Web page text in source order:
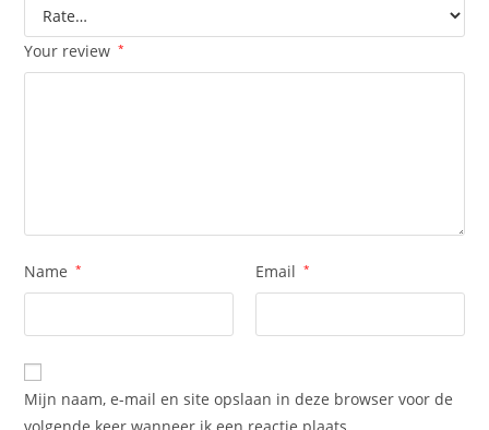
Your review *
Name * Email *
Mijn naam, e-mail en site opslaan in deze browser voor de